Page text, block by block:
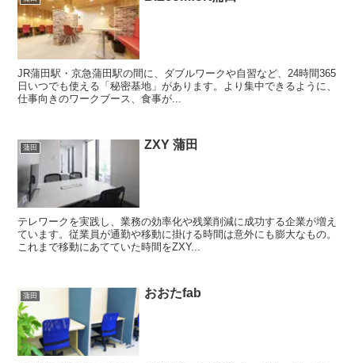
JR蒲田駅・京急蒲田駅の間に、ダブルワークや自習など、24時間365
日いつでも使える「秘密基地」があります。より集中できるように、
仕事向きのワークブース、食事が...
蒲田 ZXY 蒲田
テレワークを実践し、業務の効率化や残業削減に成功する企業が増え
ています。従業員が通勤や移動に掛ける時間は意外にも膨大なもの。
これまで移動にあてていた時間をZXY...
蒲田 おおたfab